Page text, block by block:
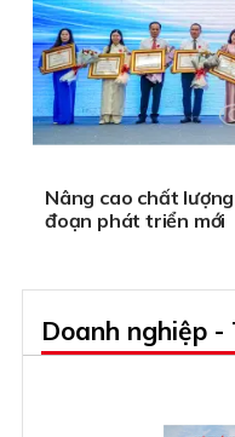
Nâng cao chất
đoạn phát triển mới
Doanh nghiệp -